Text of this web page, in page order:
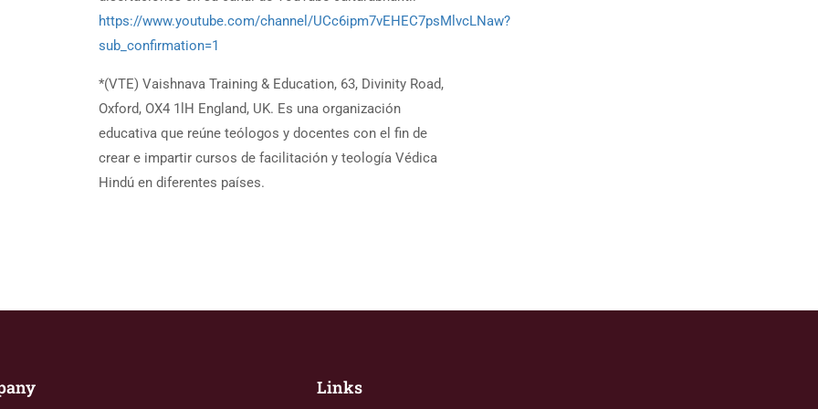
https://www.youtube.com/channel/UCc6ipm7vEHEC7psMlvcLNaw?
sub_confirmation=1
*(VTE) Vaishnava Training & Education, 63, Divinity Road,
Oxford, OX4 1lH England, UK. Es una organización
educativa que reúne teólogos y docentes con el fin de
crear e impartir cursos de facilitación y teología Védica
Hindú en diferentes países.
Links